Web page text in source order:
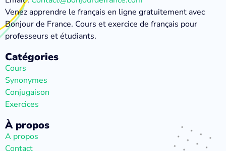
Venez apprendre le français en ligne gratuitement avec
Bonjour de France. Cours et exercice de français pour
professeurs et étudiants.
Catégories
Cours
Synonymes
Conjugaison
Exercices
À propos
A propos
Contact